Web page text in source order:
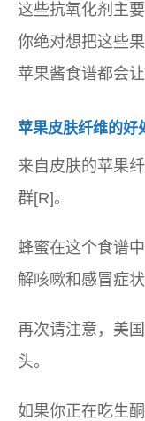
这些抗氧化剂主
你绝对想把这些
苹果酱食谱都会
苹果皮肤纤维的好
来自皮肤的苹果
群[R]。
蜂蜜在这个食谱
解咳嗽和感冒症状
再次请注意，美
头。
如果你正在吃生